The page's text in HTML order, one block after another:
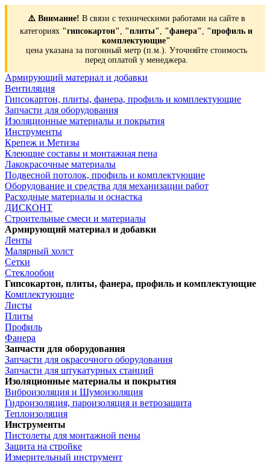
⚠️ Внимание! В связи с техническими работами на сайте в
категориях "гипсокартон", "плиты", "фанера", "профиль и
комплектующие"
цена указана за погонный метр (п.м.). Уточняйте стоимость
перед оплатой у менеджера.
Армирующий материал и добавки
Вентиляция
Гипсокартон, плиты, фанера, профиль и комплектующие
Запчасти для оборудования
Изоляционные материалы и покрытия
Инструменты
Крепеж и Метизы
Клеющие составы и монтажная пена
Лакокрасочные материалы
Подвесной потолок, профиль и комплектующие
Оборудование и средства для механизации работ
Расходные материалы и оснастка
ДИСКОНТ
Строительные смеси и материалы
Армирующий материал и добавки
Ленты
Малярный холст
Сетки
Стеклообои
Гипсокартон, плиты, фанера, профиль и комплектующие
Комплектующие
Листы
Плиты
Профиль
Фанера
Запчасти для оборудования
Запчасти для окрасочного оборудования
Запчасти для штукатурных станций
Изоляционные материалы и покрытия
Виброизоляция и Шумоизоляция
Гидроизоляция, пароизоляция и ветрозащита
Теплоизоляция
Инструменты
Пистолеты для монтажной пены
Защита на стройке
Измерительный инструмент